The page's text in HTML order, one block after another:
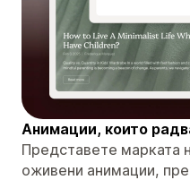
Анимации, които
Представете марката
оживени анимации,